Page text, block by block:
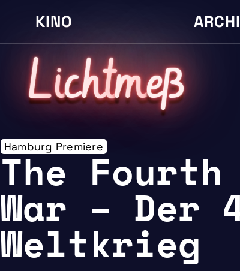
KINO
Lichtmeß
Hamburg Premiere
The Fourth
War – Der
Weltkrieg